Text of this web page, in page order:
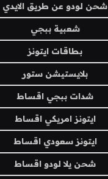
شحن لودو عن طريق الايدي
شعبية ببجي
بطاقات ايتونز
بلايستيشن ستور
شدات ببجي اقساط
ايتونز امريكي اقساط
ايتونز سعودي اقساط
شحن يلا لودو اقساط